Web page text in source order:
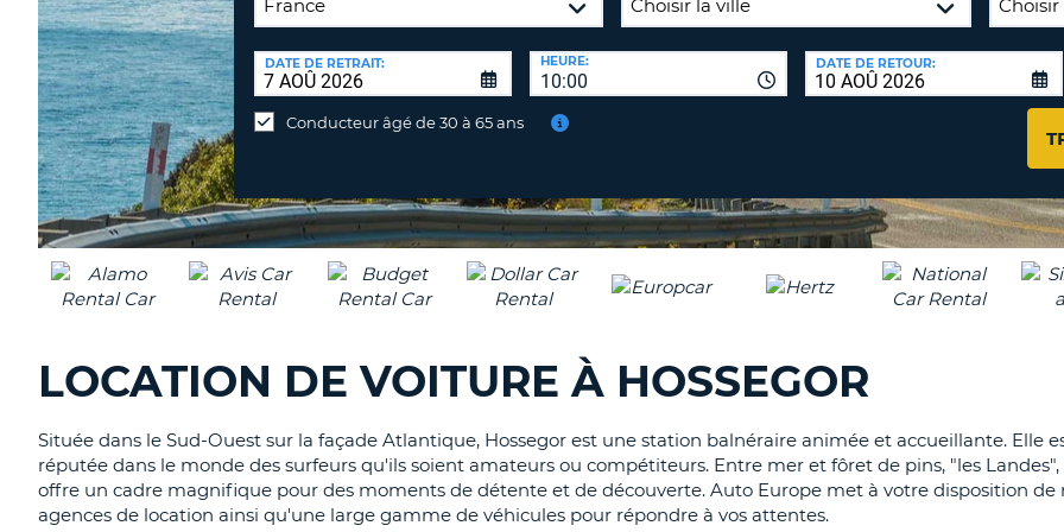
8-
16
UN
AU
MOINS
UN
PASSE
Lieu
de
retour
DE
RETOUR:
DATE DE RETRAIT:
10:00
HEURE: DATE DE RETOUR:
Conducteur âgé de 30 à 65 ans
LOCATION DE VOITURE À HOSSEGOR
Située dans le Sud-Ouest sur la façade Atlantique, Hossegor est une station balnéraire animée et accueillante. Elle
réputée dans le monde des surfeurs qu'ils soient amateurs ou compétiteurs. Entre mer et fôret de pins, "les Landes",
offre un cadre magnifique pour des moments de détente et de découverte. Auto Europe met à votre disposition de
agences de location ainsi qu'une large gamme de véhicules pour répondre à vos attentes.